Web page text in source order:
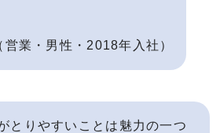
営業・男性・2018年入社）
とりやすいことは魅力の一つ